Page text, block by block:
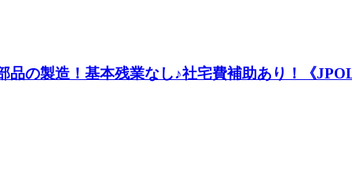
の製造！基本残業なし♪社宅費補助あり！《